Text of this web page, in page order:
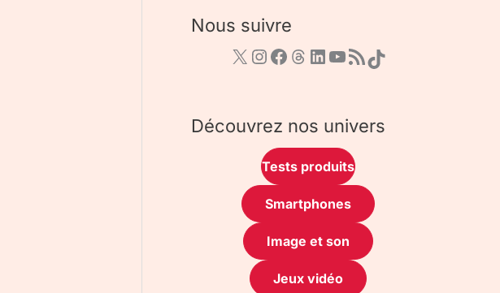
Nous suivre
Découvrez nos univers
Tests produits
Smartphones
Image et son
Jeux vidéo